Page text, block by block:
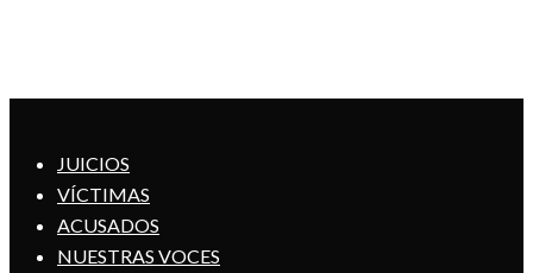
JUICIOS
VÍCTIMAS
ACUSADOS
NUESTRAS VOCES